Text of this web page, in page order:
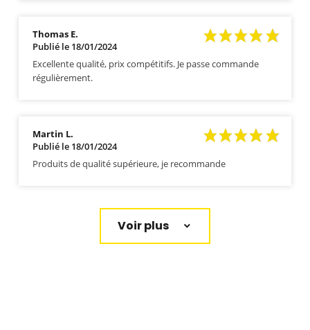
Thomas E.
Publié le 18/01/2024
Excellente qualité, prix compétitifs. Je passe commande
régulièrement.
Martin L.
Publié le 18/01/2024
Produits de qualité supérieure, je recommande
Voir plus